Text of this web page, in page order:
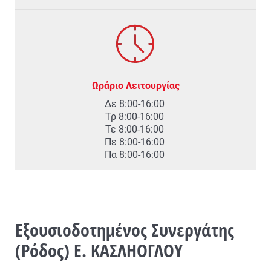
Ωράριο Λειτουργίας
Δε 8:00-16:00
Τρ 8:00-16:00
Τε 8:00-16:00
Πε 8:00-16:00
Πα 8:00-16:00
Εξουσιοδοτημένος Συνεργάτης
(Ρόδος) Ε. ΚΑΣΛΗΟΓΛΟΥ